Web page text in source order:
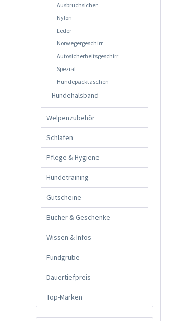
Ausbruchsicher
Nylon
Leder
Norwegergeschirr
Autosicherheitsgeschirr
Spezial
Hundepacktaschen
Hundehalsband
Welpenzubehör
Schlafen
Pflege & Hygiene
Hundetraining
Gutscheine
Bücher & Geschenke
Wissen & Infos
Fundgrube
Dauertiefpreis
Top-Marken